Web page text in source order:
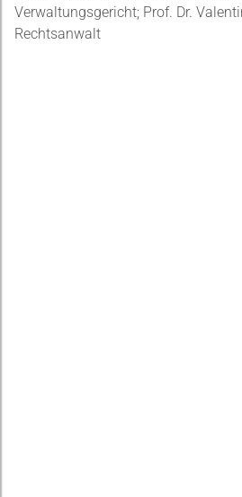
Verwaltungsgericht; Prof. Dr.
Rechtsanwalt